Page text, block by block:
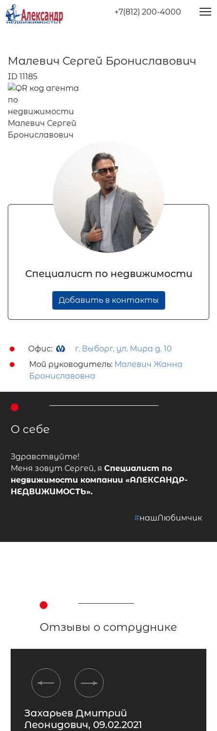
+7(812) 200-4000
Малевич Сергей Брониславович
ID 11185
Специалист по недвижимости
Добавить в контакты
Офис:
г. Выборг, ул. Мира д. 10
Мой руководитель: Малевич Жанна
Брониславовна
О себе
Здравствуйте!
Меня зовут Сергей, яСпециалист по
недвижимости компании«АЛЕКСАНДР-
НЕДВИЖИМОСТЬ».
#нашЛюбимчик
Отзывы о сотруднике
Захарьев Дмитрий
Леонидович, 09.02.2021
Previous Next